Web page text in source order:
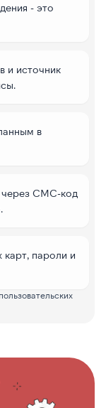
- это
и источник
в
через СМС-код
карт, пароли и